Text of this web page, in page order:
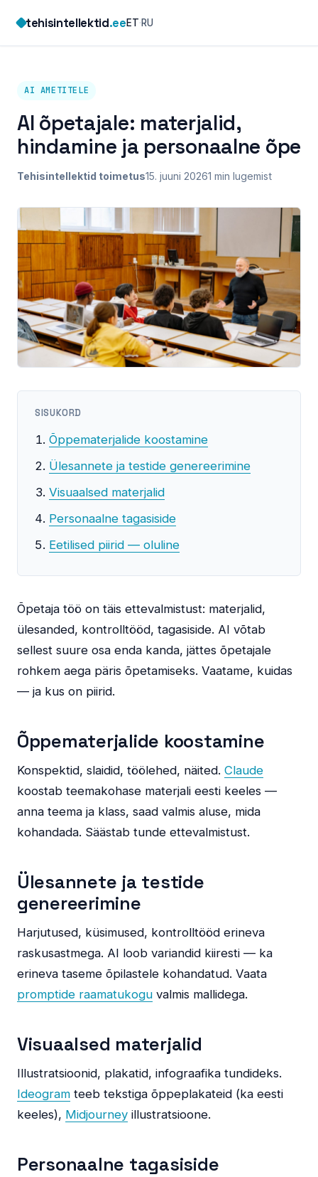
content
tehisintellektid.eeET·RU
AI AMETITELE
AI õpetajale: materjalid,
hindamine ja personaalne õpe
Tehisintellektid toimetus15. juuni 20261 min lugemist
SISUKORD
Õppematerjalide koostamine
Ülesannete ja testide genereerimine
Visuaalsed materjalid
Personaalne tagasiside
Eetilised piirid — oluline
Õpetaja töö on täis ettevalmistust: materjalid,
ülesanded, kontrolltööd, tagasiside. AI võtab
sellest suure osa enda kanda, jättes õpetajale
rohkem aega päris õpetamiseks. Vaatame, kuidas
— ja kus on piirid.
Õppematerjalide koostamine
Konspektid, slaidid, töölehed, näited. Claude
koostab teemakohase materjali eesti keeles —
anna teema ja klass, saad valmis aluse, mida
kohandada. Säästab tunde ettevalmistust.
Ülesannete ja testide
genereerimine
Harjutused, küsimused, kontrolltööd erineva
raskusastmega. AI loob variandid kiiresti — ka
erineva taseme õpilastele kohandatud. Vaata
promptide raamatukogu valmis mallidega.
Visuaalsed materjalid
Illustratsioonid, plakatid, infograafika tundideks.
Ideogram teeb tekstiga õppeplakateid (ka eesti
keeles), Midjourney illustratsioone.
Personaalne tagasiside